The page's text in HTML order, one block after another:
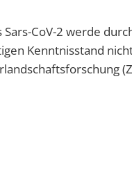
CoV-2 werde
Kenntnisstand